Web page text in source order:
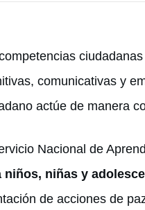
comunicativas y
actúe de manera
Nacional de
niños, niñas y
de acciones de